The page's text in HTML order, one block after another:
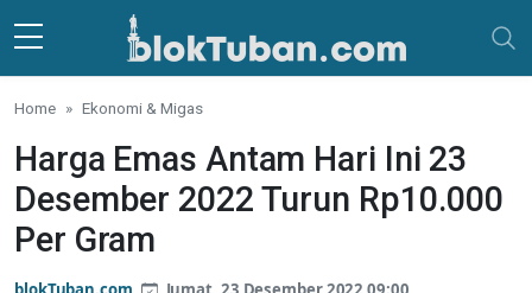
Skip to main content
Home Ekonomi & Migas
Harga Emas Antam Hari Ini 23
Desember 2022 Turun Rp10.000
Per Gram